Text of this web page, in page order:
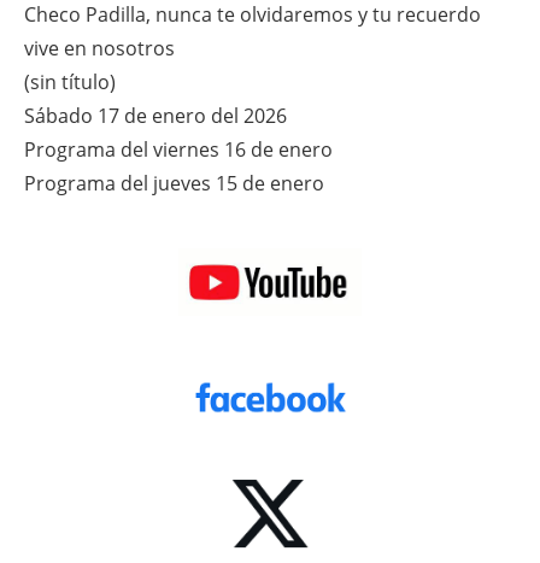
Checo Padilla, nunca te olvidaremos y tu recuerdo
vive en nosotros
(sin título)
Sábado 17 de enero del 2026
Programa del viernes 16 de enero
Programa del jueves 15 de enero